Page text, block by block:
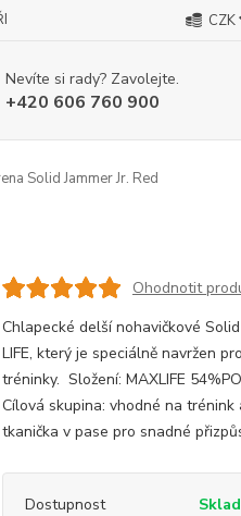
CZK
Nevíte si rady? Zavolejte.
+420 606 760 900
Solid Jammer Jr. Red
Ohodnotit
Chlapecké delší nohavičkové
LIFE, který je speciálně navržen
tréninky. Složení: MAXLIFE
Cílová skupina: vhodné na
tkanička v pase pro snadné
Dostupnost